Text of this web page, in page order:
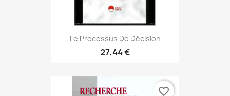
Le Processus De Décision
27,44 €
favorite_border